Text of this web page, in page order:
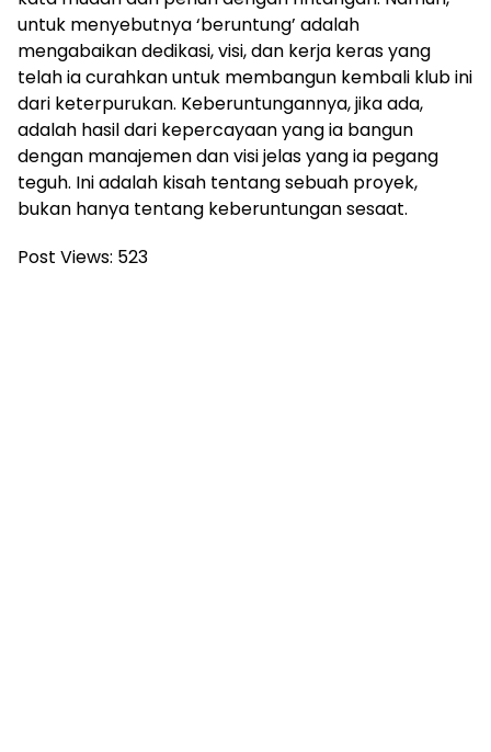
untuk menyebutnya ‘beruntung’ adalah
mengabaikan dedikasi, visi, dan kerja keras yang
telah ia curahkan untuk membangun kembali klub ini
dari keterpurukan. Keberuntungannya, jika ada,
adalah hasil dari kepercayaan yang ia bangun
dengan manajemen dan visi jelas yang ia pegang
teguh. Ini adalah kisah tentang sebuah proyek,
bukan hanya tentang keberuntungan sesaat.
Post Views: 523